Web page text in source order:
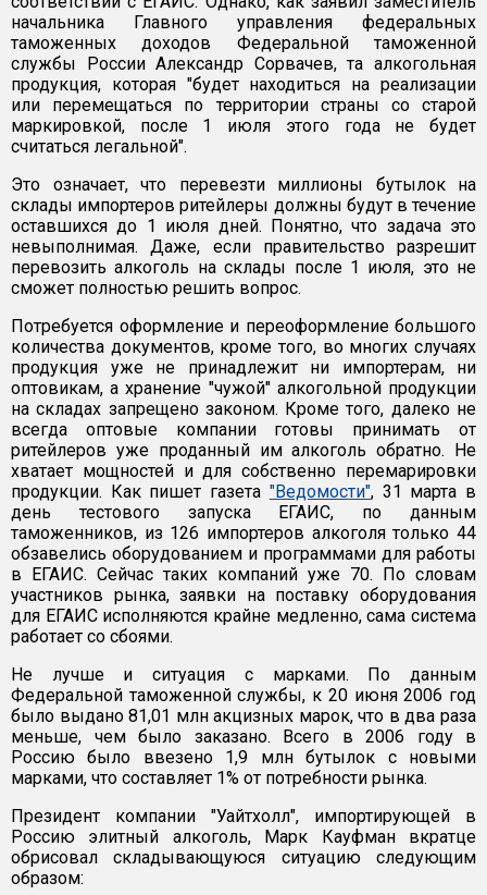
начальника Главного управления федеральных
таможенных доходов Федеральной таможенной
службы России Александр Сорвачев, та алкогольная
продукция, которая "будет находиться на реализации
или перемещаться по территории страны со старой
маркировкой, после 1 июля этого года не будет
считаться легальной".
Это означает, что перевезти миллионы бутылок на
склады импортеров ритейлеры должны будут в течение
оставшихся до 1 июля дней. Понятно, что задача это
невыполнимая. Даже, если правительство разрешит
перевозить алкоголь на склады после 1 июля, это не
сможет полностью решить вопрос.
Потребуется оформление и переоформление большого
количества документов, кроме того, во многих случаях
продукция уже не принадлежит ни импортерам, ни
оптовикам, а хранение "чужой" алкогольной продукции
на складах запрещено законом. Кроме того, далеко не
всегда оптовые компании готовы принимать от
ритейлеров уже проданный им алкоголь обратно. Не
хватает мощностей и для собственно перемарировки
продукции. Как пишет газета "Ведомости", 31 марта в
день тестового запуска ЕГАИС, по данным
таможенников, из 126 импортеров алкоголя только 44
обзавелись оборудованием и программами для работы
в ЕГАИС. Сейчас таких компаний уже 70. По словам
участников рынка, заявки на поставку оборудования
для ЕГАИС исполняются крайне медленно, сама система
работает со сбоями.
Не лучше и ситуация с марками. По данным
Федеральной таможенной службы, к 20 июня 2006 год
было выдано 81,01 млн акцизных марок, что в два раза
меньше, чем было заказано. Всего в 2006 году в
Россию было ввезено 1,9 млн бутылок с новыми
марками, что составляет 1% от потребности рынка.
Президент компании "Уайтхолл", импортирующей в
Россию элитный алкоголь, Марк Кауфман вкратце
обрисовал складывающуюся ситуацию следующим
образом: